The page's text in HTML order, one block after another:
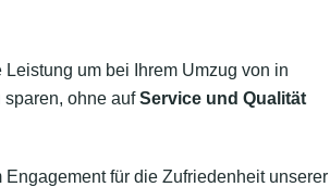
um bei Ihrem Umzug von in
sparen, ohne aufService und Qualität
für die Zufriedenheit unserer